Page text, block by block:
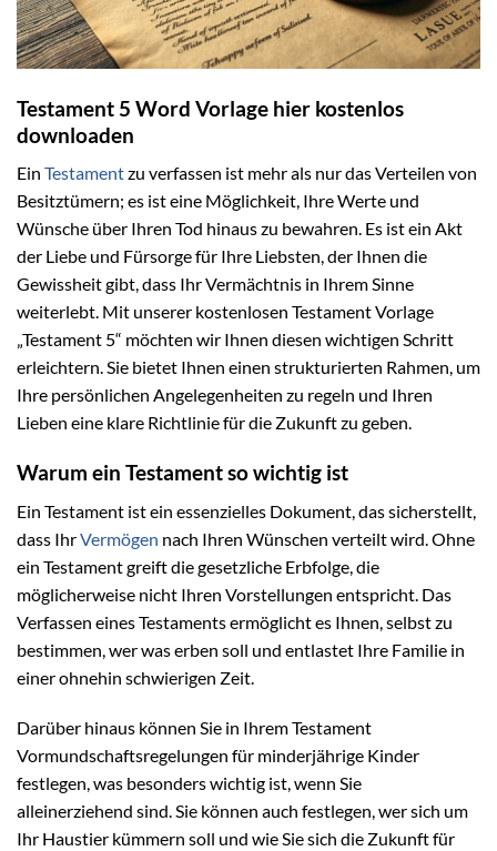
Testament 5 Word Vorlage hier kostenlos
downloaden
Ein Testamentzu verfassen ist mehr als nur das Verteilen von
Besitztümern; es ist eine Möglichkeit, Ihre Werte und
Wünsche über Ihren Tod hinaus zu bewahren. Es ist ein Akt
der Liebe und Fürsorge für Ihre Liebsten, der Ihnen die
Gewissheit gibt, dass Ihr Vermächtnis in Ihrem Sinne
weiterlebt. Mit unserer kostenlosen Testament Vorlage
„Testament 5“ möchten wir Ihnen diesen wichtigen Schritt
erleichtern. Sie bietet Ihnen einen strukturierten Rahmen, um
Ihre persönlichen Angelegenheiten zu regeln und Ihren
Lieben eine klare Richtlinie für die Zukunft zu geben.
Warum ein Testament so wichtig ist
Ein Testament ist ein essenzielles Dokument, das sicherstellt,
dass IhrVermögen nach Ihren Wünschen verteilt wird. Ohne
ein Testament greift die gesetzliche Erbfolge, die
möglicherweise nicht Ihren Vorstellungen entspricht. Das
Verfassen eines Testaments ermöglicht es Ihnen, selbst zu
bestimmen, wer was erben soll und entlastet Ihre Familie in
einer ohnehin schwierigen Zeit.
Darüber hinaus können Sie in Ihrem Testament
Vormundschaftsregelungen für minderjährige Kinder
festlegen, was besonders wichtig ist, wenn Sie
alleinerziehend sind. Sie können auch festlegen, wer sich um
Ihr Haustier kümmern soll und wie Sie sich die Zukunft für